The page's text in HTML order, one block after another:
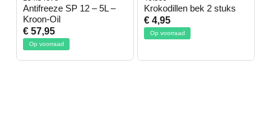
Antifreeze SP 12 – 5L –
Kroon-Oil
€ 57,95
Op voorraad
Krokodillen bek 2 stuks
€ 4,95
Op voorraad